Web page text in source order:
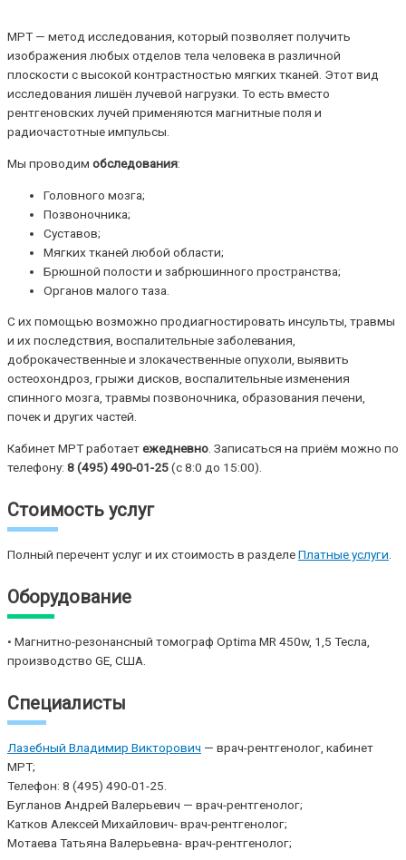
МРТ — метод исследования, который позволяет получить
изображения любых отделов тела человека в различной
плоскости с высокой контрастностью мягких тканей. Этот вид
исследования лишён лучевой нагрузки. То есть вместо
рентгеновских лучей применяются магнитные поля и
радиочастотные импульсы.
Мы проводим обследования:
Головного мозга;
Позвоночника;
Суставов;
Мягких тканей любой области;
Брюшной полости и забрюшинного пространства;
Органов малого таза.
С их помощью возможно продиагностировать инсульты, травмы
и их последствия, воспалительные заболевания,
доброкачественные и злокачественные опухоли, выявить
остеохондроз, грыжи дисков, воспалительные изменения
спинного мозга, травмы позвоночника, образования печени,
почек и других частей.
Кабинет МРТ работаетежедневно . Записаться на приём можно по
телефону: 8 (495) 490-01-25(с 8:0 до 15:00).
Стоимость услуг
Полный перечент услуг и их стоимость в разделеПлатные услуги
Оборудование
• Магнитно-резонансный томограф Optima MR 450w, 1,5 Тесла,
производство GE, США.
Специалисты
Лазебный Владимир Викторович — врач-рентгенолог, кабинет
МРТ;
Телефон: 8 (495) 490-01-25.
Бугланов Андрей Валерьевич — врач-рентгенолог;
Катков Алексей Михайлович- врач-рентгенолог;
Мотаева Татьяна Валерьевна- врач-рентгенолог;